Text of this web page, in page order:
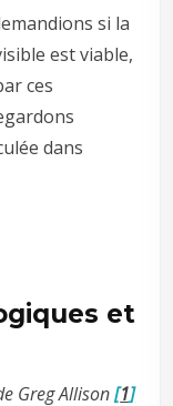
si la
est viable,
ces
dans
et
Greg Allison[1]